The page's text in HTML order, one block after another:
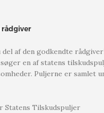
rådgiver
del af den godkendte
søger en af statens
Puljerne er samlet
Statens Tilskudspuljer